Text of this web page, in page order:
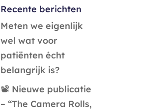
Recente berichten
Meten we eigenlijk
wel wat voor
patiënten écht
belangrijk is?
📽️ Nieuwe publicatie
– “The Camera Rolls,